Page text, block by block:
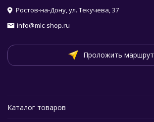
Ростов-на-Дону, ул. Текучева, 37
info@mlc-shop.ru
Проложить маршрут
Каталог товаров